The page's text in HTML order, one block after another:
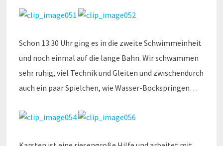
Schon 13.30 Uhr ging es in die zweite Schwimmeinheit
und noch einmal auf die lange Bahn. Wir schwammen
sehr ruhig, viel Technik und Gleiten und zwischendurch
auch ein paar Spielchen, wie Wasser-Bockspringen…